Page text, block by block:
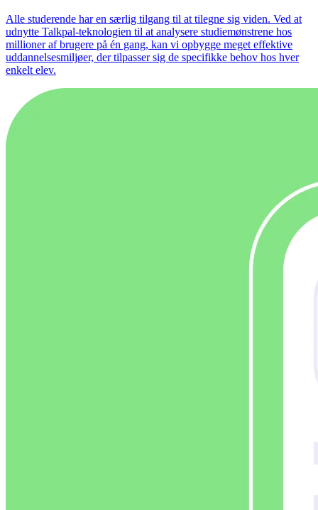
Alle studerende har en særlig tilgang til at tilegne sig viden. Ved at
udnytte Talkpal-teknologien til at analysere studiemønstrene hos
millioner af brugere på én gang, kan vi opbygge meget effektive
uddannelsesmiljøer, der tilpasser sig de specifikke behov hos hver
enkelt elev.